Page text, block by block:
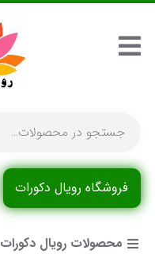
فروشگاه رویال دکورات
محصولات رویال دکورات